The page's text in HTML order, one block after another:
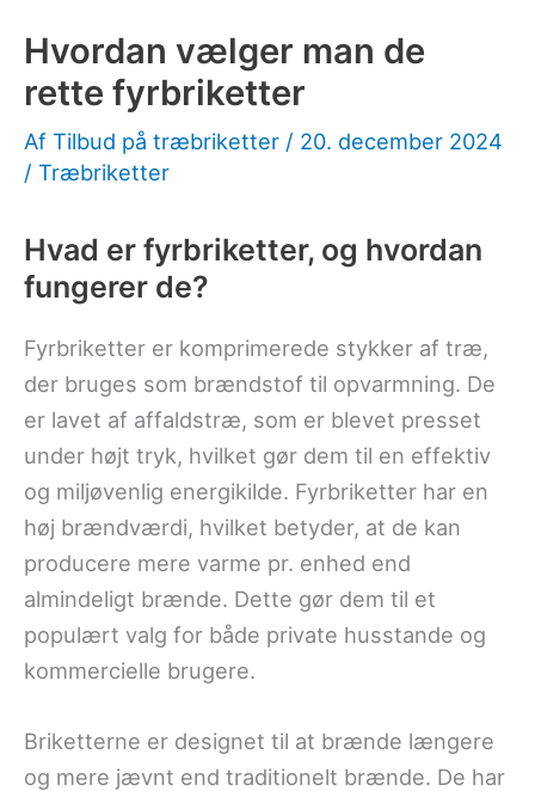
Hvordan vælger man de
rette fyrbriketter
Af Tilbud på træbriketter / 20. december 2024
/ Træbriketter
Hvad er fyrbriketter, og hvordan
fungerer de?
Fyrbriketter er komprimerede stykker af træ,
der bruges som brændstof til opvarmning. De
er lavet af affaldstræ, som er blevet presset
under højt tryk, hvilket gør dem til en effektiv
og miljøvenlig energikilde. Fyrbriketter har en
høj brændværdi, hvilket betyder, at de kan
producere mere varme pr. enhed end
almindeligt brænde. Dette gør dem til et
populært valg for både private husstande og
kommercielle brugere.
Briketterne er designet til at brænde længere
og mere jævnt end traditionelt brænde. De har